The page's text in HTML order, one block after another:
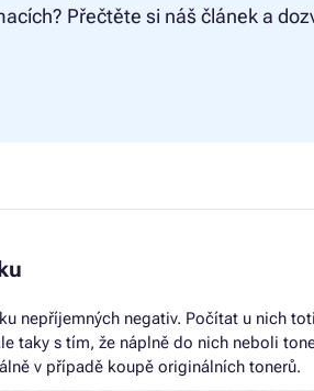
Přečtěte si náš článek a
nepříjemných negativ. Počítat u nich
taky s tím, že náplně do nich neboli
v případě koupě originálních tonerů.